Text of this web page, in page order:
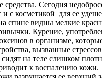
средства. Сегодня
с косметикой для ее
на спине видны мелкие
Курение,
в организме,
вызванные
на теле слишком
к воспалению кожи.